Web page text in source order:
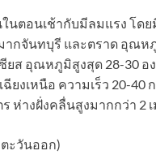
ในตอนเช้ากับมีลมแรง โด
กจันทบุรี และตราด อุณห
ซียส อุณหภูมิสูงสุด 28-30
ฉียงเหนือ ความเร็ว 20-40
ร ห่างฝั่งคลื่นสูงมากกว่า 2
ะวันออก)